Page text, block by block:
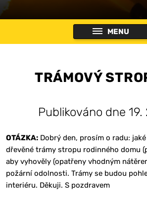
MENU
TRÁMOVÝ
Publikováno dne 19.
OTÁZKA:Dobrý den, prosím o radu:
dřevěné trámy stropu rodinného domu
aby vyhověly (opatřeny vhodným
požární odolnosti. Trámy se budou
interiéru. Děkuji. S pozdravem